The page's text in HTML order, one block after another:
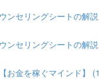
ンセリングシートの解
ンセリングシートの解
お金を稼ぐマインド】